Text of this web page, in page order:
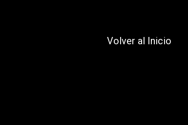
Volver al Inicio